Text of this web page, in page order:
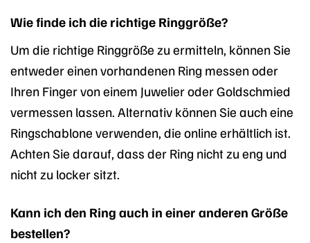
Wie finde ich die richtige Ringgröße?
Um die richtige Ringgröße zu ermitteln, können Sie
entweder einen vorhandenen Ring messen oder
Ihren Finger von einem Juwelier oder Goldschmied
vermessen lassen. Alternativ können Sie auch eine
Ringschablone verwenden, die online erhältlich ist.
Achten Sie darauf, dass der Ring nicht zu eng und
nicht zu locker sitzt.
Kann ich den Ring auch in einer anderen Größe
bestellen?